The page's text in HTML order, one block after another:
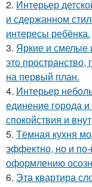
2. Интерьер
и сдержанном
интересы ребёнка.
3. Яркие и смелые
это
на первый план.
4. Интерьер
единение города
спокойствия и
5. Тёмная кухня
эффектно, но и
оформлению
6. Эта квартира